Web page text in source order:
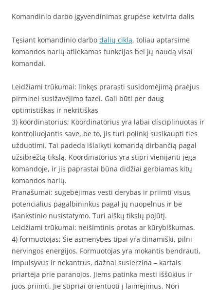
Komandinio darbo įgyvendinimas grupėse ketvirta dalis
Tęsiant komandinio darbo dalių ciklą, toliau aptarsime
komandos narių atliekamas funkcijas bei jų naudą visai
komandai.
Leidžiami trūkumai: linkęs prarasti susidomėjimą praėjus
pirminei susižavėjimo fazei. Gali būti per daug
optimistiškas ir nekritiškas
3) koordinatorius; Koordinatorius yra labai disciplinuotas ir
kontroliuojantis save, be to, jis turi polinkį susikaupti ties
užduotimi. Tai padeda išlaikyti komandą dirbančią pagal
užsibrėžtą tikslą. Koordinatorius yra stipri vienijanti jėga
komandoje, ir jis paprastai būna didžiai gerbiamas kitų
komandos narių.
Pranašumai: sugebėjimas vesti derybas ir priimti visus
potencialius pagalbininkus pagal jų nuopelnus ir be
išankstinio nusistatymo. Turi aiškų tikslų pojūtį.
Leidžiami trūkumai: neišimtinis protas ar kūrybiškumas.
4) formuotojas; Šie asmenybės tipai yra dinamiški, pilni
nervingos energijos. Formuotojas yra mokantis bendrauti,
impulsyvus ir nekantrus, dažnai susierzina – kartais
priartėja prie paranojos. Jiems patinka mesti iššūkius ir
juos priimti. Jie stipriai orientuoti į laimėjimus. Nori